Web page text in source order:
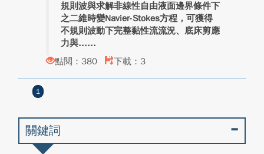
規則波與求解非線性自由液面邊界條件下
之二維時變Navier-Stokes方程，可獲得
不規則波動下完整黏性流流況、底床剪應
力與...
點閱：380
下載：3
1
關鍵詞